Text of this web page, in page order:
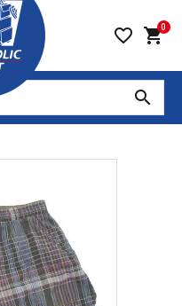
favorite_border 0
shopping_cart
search